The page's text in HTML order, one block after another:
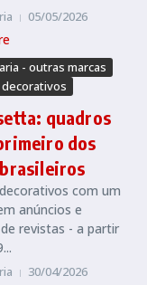
05/05/2026
- outras marcas
quadros
dos
com um
anúncios e
revistas - a partir
30/04/2026